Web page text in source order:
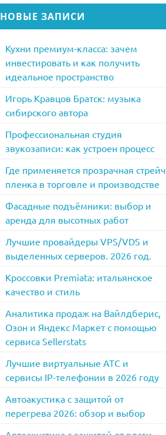
НОВЫЕ ЗАПИСИ
Кухни премиум-класса: зачем
инвестировать и как получить
идеальное пространство
Игорь Кравцов Братск: музыка
сибирского автора
Профессиональная студия
звукозаписи: как устроен процесс
Где применяется прозрачная стрейч
пленка в торговле и производстве
Фасадные подъёмники: выбор и
аренда для высотных работ
Лучшие провайдеры VPS/VDS и
выделенных серверов. 2026 год.
Кроссовки Premiata: итальянское
качество и стиль
Аналитика продаж на Вайлдберис,
Озон и Яндекс Маркет с помощью
сервиса Sellerstats
Лучшие виртуальные АТС и
сервисы IP-телефонии в 2026 году
Автоакустика с защитой от
перегрева 2026: обзор и выбор